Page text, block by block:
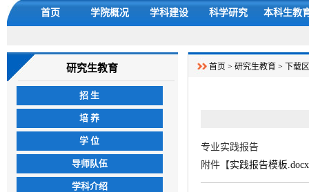
首页 学院概况 学科建设 科学研究 本科生教
研究生教育
招 生
培 养
学 位
导师队伍
学科介绍
首页 > 研究生教育 > 下载区
专业实践报告
附件【实践报告模板.docx